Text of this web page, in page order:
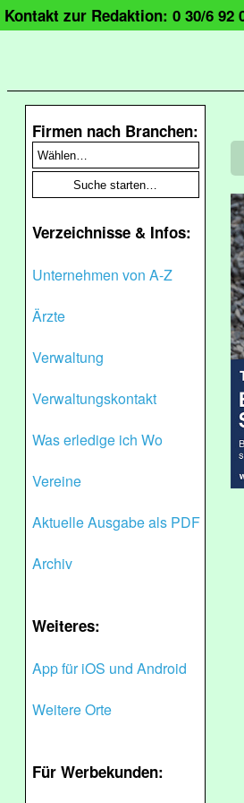
Kontakt zur Redaktion: 0 30/6 92
Firmen nach Branchen:
Verzeichnisse & Infos:
Unternehmen von A-Z
Ärzte
Verwaltung
Verwaltungskontakt
Was erledige ich Wo
Vereine
Aktuelle Ausgabe als PDF
Archiv
Weiteres:
App für iOS und Android
Weitere Orte
Für Werbekunden: